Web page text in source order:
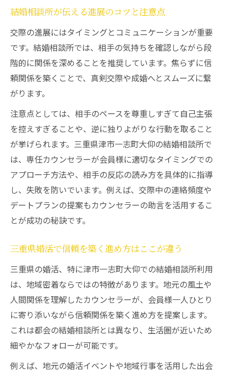
結婚相談所が伝える進展のコツと注意点
交際の進展にはタイミングとコミュニケーションが重要
です。結婚相談所では、相手の気持ちを確認しながら段
階的に関係を深めることを推奨しています。焦らずに信
頼関係を築くことで、真剣交際や成婚へとスムーズに繋
がります。
注意点としては、相手のペースを尊重しすぎて自己主張
を控えすぎることや、逆に独りよがりな行動を取ること
が挙げられます。三重県津市一志町大仰の結婚相談所で
は、専任カウンセラーが会員様に適切なタイミングでの
アプローチ方法や、相手の反応の読み方を具体的に指導
し、失敗を防いでいます。例えば、交際中の連絡頻度や
デートプランの提案もカウンセラーの助言を活用するこ
とが成功の秘訣です。
三重県婚活で信頼を築く進め方はここが違う
三重県の婚活、特に津市一志町大仰での結婚相談所利用
は、地域密着ならではの特徴があります。地元の風土や
人間関係を理解したカウンセラーが、会員様一人ひとり
に寄り添いながら信頼関係を築く進め方を提案します。
これは都会の結婚相談所とは異なり、生活圏が近いため
細やかなフォローが可能です。
例えば、地元の婚活イベントや地域行事を活用した出会